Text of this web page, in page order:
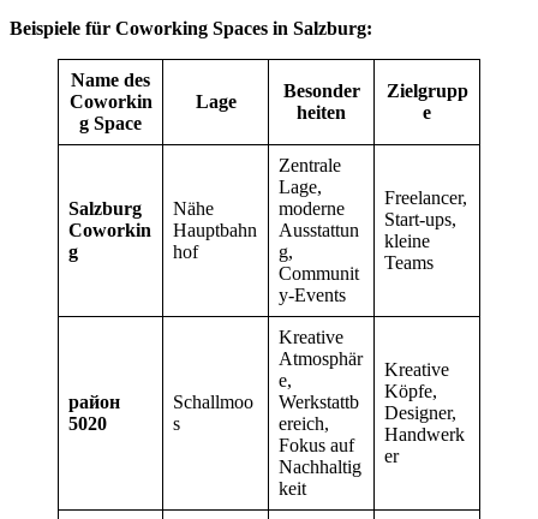
Beispiele für Coworking Spaces in Salzburg:
Name des
Coworkin
g Space
Lage
Besonder
heiten
Zielgrupp
e
Salzburg
Coworkin
g
Nähe
Hauptbahn
hof
Zentrale
Lage,
moderne
Ausstattun
g,
Communit
y-Events
Freelancer,
Start-ups,
kleine
Teams
район
5020
Schallmoo
s
Kreative
Atmosphär
e,
Werkstattb
ereich,
Fokus auf
Nachhaltig
keit
Kreative
Köpfe,
Designer,
Handwerk
er